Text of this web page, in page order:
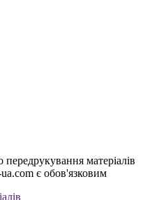
матеріалів
є обов'язковим